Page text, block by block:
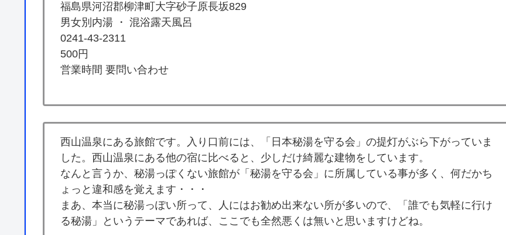
福島県河沼郡柳津町大字砂子原長坂829
男女別内湯 ・ 混浴露天風呂
0241-43-2311
500円
営業時間 要問い合わせ
西山温泉にある旅館です。入り口前には、「日本秘湯を守る会」の提灯がぶら下がっていま
した。西山温泉にある他の宿に比べると、少しだけ綺麗な建物をしています。
なんと言うか、秘湯っぽくない旅館が「秘湯を守る会」に所属している事が多く、何だかち
ょっと違和感を覚えます・・・
まあ、本当に秘湯っぽい所って、人にはお勧め出来ない所が多いので、「誰でも気軽に行け
る秘湯」というテーマであれば、ここでも全然悪くは無いと思いますけどね。